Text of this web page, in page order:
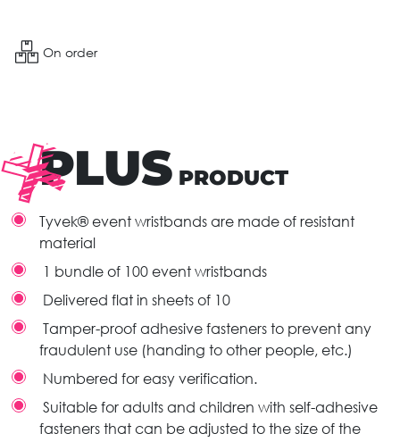
On order
PLUS PRODUCT
Tyvek® event wristbands are made of resistant
material
1 bundle of 100 event wristbands
Delivered flat in sheets of 10
Tamper-proof adhesive fasteners to prevent any
fraudulent use (handing to other people, etc.)
Numbered for easy verification.
Suitable for adults and children with self-adhesive
fasteners that can be adjusted to the size of the